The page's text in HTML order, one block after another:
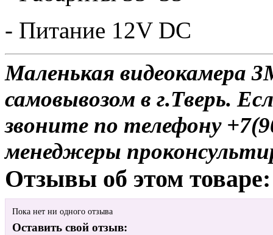
- Питание 12V DC
Маленькая видеокамера
самовывозом в г.Тверь.
звоните по телефону
менеджеры
Отзывы об этом товаре:
Пока нет ни одного отзыва
Оставить свой отзыв: